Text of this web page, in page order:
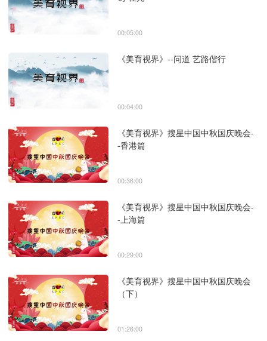
00:05:00
《美育视界》--问道 艺路偕行
00:04:00
《美育视界》搜星中国中秋国庆晚会-
-香港篇
00:36:00
《美育视界》搜星中国中秋国庆晚会-
-上海篇
00:29:00
《美育视界》搜星中国中秋国庆晚会
（下）
01:26:00